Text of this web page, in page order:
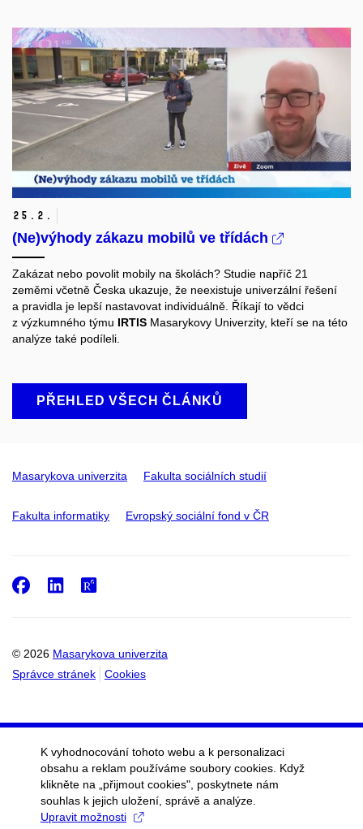
25. 2.
(Ne)výhody zákazu mobilů ve třídách
Zakázat nebo povolit mobily na školách? Studie napříč 21
zeměmi včetně Česka ukazuje, že neexistuje univerzální řešení
a pravidla je lepší nastavovat individuálně. Říkají to vědci
z výzkumného týmu IRTIS Masarykovy Univerzity, kteří se na této
analýze také podíleli.
PŘEHLED VŠECH ČLÁNKŮ
Masarykova univerzita Fakulta sociálních studií
Fakulta informatiky Evropský sociální fond v ČR
© 2026 Masarykova univerzita
Správce stránek
Cookies
Facebook
LinkedIn
ResearchGate
K vyhodnocování tohoto webu a k personalizaci
obsahu a reklam používáme soubory cookies. Když
klikněte na „přijmout cookies", poskytnete nám
souhlas k jejich uložení, správě a analýze.
Upravit možnosti